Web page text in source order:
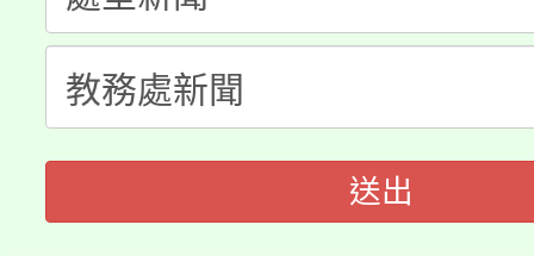
代理(課)教師甄選結果(
轉知中國文化大學推廣
《TA101》溝通分析基
程，歡迎學生輔導中心
心理、諮商輔導、社會
送出